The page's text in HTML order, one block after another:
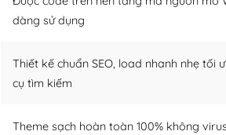
dàng sử dụng
Thiết kế chuẩn SEO, load nhanh nhẹ tối
cụ tìm kiếm
Theme sạch hoàn toàn 100% không